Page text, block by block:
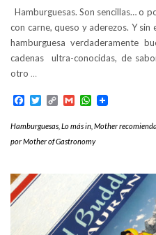
Hamburguesas. Son sencillas… o
con carne, queso y aderezos. Y
hamburguesa verdaderamente
cadenas ultra-conocidas, de
otro …
Facebook
TwitterCopyGmailWhatsApp
Hamburguesas Lo más in Mother recomienda
porMother of Gastronomy